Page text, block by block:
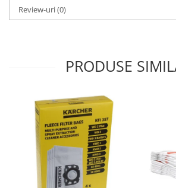
Aparate cosmetice
Articole Sanatate si Wellness
Jucarii, Copii & Bebe
Camera copilului
Hrana bebelusi
Igiena si ingrijire
Jucarii si Jocuri
Maternitate
Review-uri(0)
PRODUSE